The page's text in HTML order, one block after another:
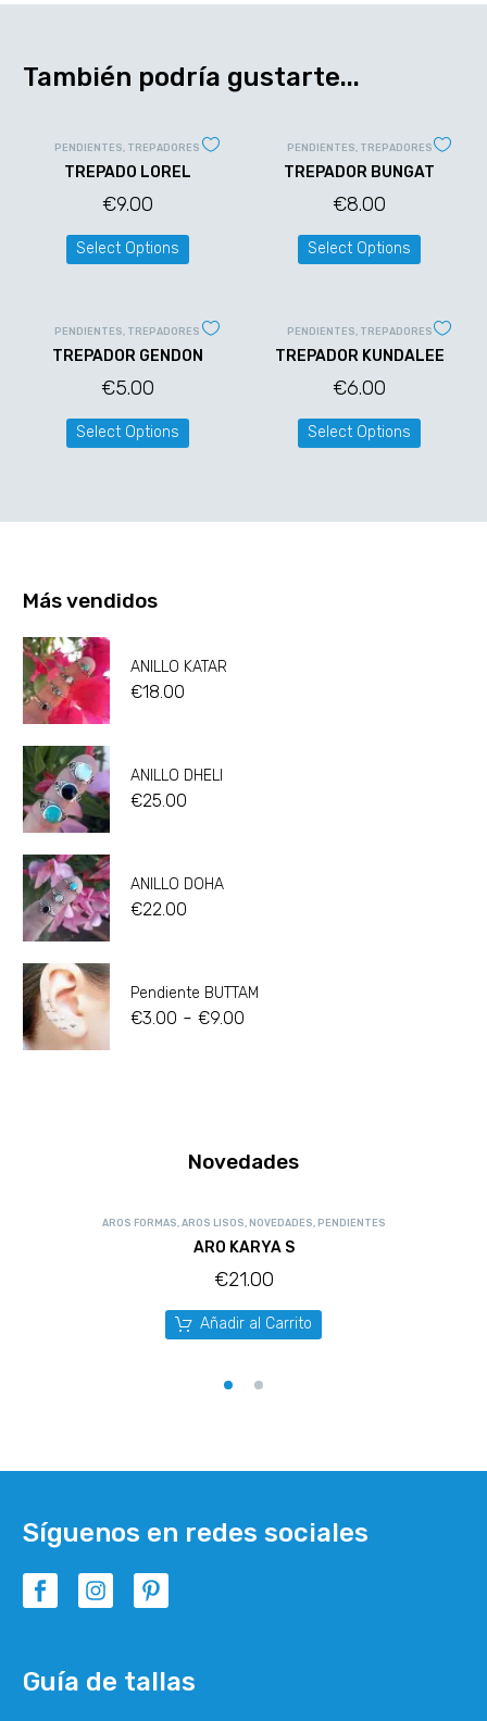
También podría gustarte...
PENDIENTES, TREPADORES
TREPADO LOREL
€9.00
Select Options
PENDIENTES, TREPADORES
TREPADOR BUNGAT
€8.00
Select Options
PENDIENTES, TREPADORES
TREPADOR GENDON
€5.00
Select Options
PENDIENTES, TREPADORES
TREPADOR KUNDALEE
€6.00
Select Options
Más vendidos
ANILLO KATAR
€18.00
ANILLO DHELI
€25.00
ANILLO DOHA
€22.00
Pendiente BUTTAM
€3.00 - €9.00
Novedades
AROS FORMAS, AROS LISOS, NOVEDADES, PENDIENTES
ARO KARYA S
€21.00
Añadir al Carrito
Síguenos en redes sociales
Guía de tallas